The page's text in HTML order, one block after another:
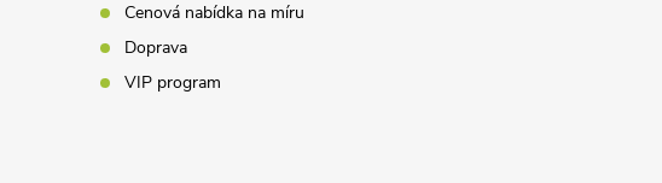
Cenová nabídka na míru
Doprava
VIP program